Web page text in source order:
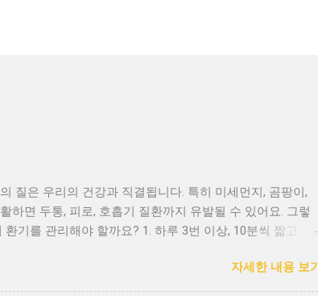
질은 우리의 건강과 직결됩니다. 특히 미세먼지, 곰팡이,
하면 두통, 피로, 호흡기 질환까지 유발될 수 있어요. 그렇
기를 관리해야 할까요? 1. 하루 3번 이상, 10분씩 짧고 강
짝 여는 것이 좋아요. 2. 공기 질이 좋은 시간에 환기하세요
높은 날은 환기를 자제하고 공기청정기를 사용하는 것이
자세한 내용 보기